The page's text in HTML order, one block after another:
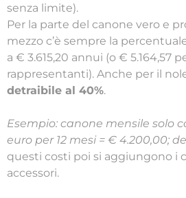
senza limite).
Per la parte del canone vero e
mezzo c’è sempre la
a € 3.615,20 annui (o € 5.164,57
rappresentanti). Anche per il
detraibile al 40%.
Esempio: canone mensile solo
euro per 12 mesi = € 4.200,00;
questi costi poi si aggiungono i
accessori.